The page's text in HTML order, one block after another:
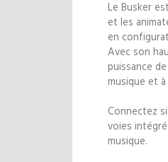
Le Busker
et les
en
Avec son
puissance
musique et
Connectez
voies
musique.